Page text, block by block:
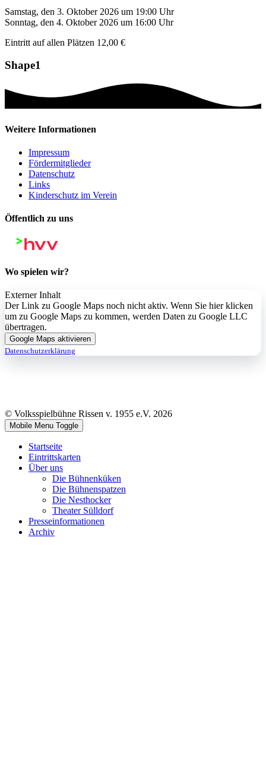
Samstag, den 3. Oktober 2026 um 19:00 Uhr
Sonntag, den 4. Oktober 2026 um 16:00 Uhr
Eintritt auf allen Plätzen 12,00 €
Shape1
Weitere Informationen
Impressum
Fördermitglieder
Datenschutz
Links
Kinderschutz im Verein
Öffentlich zu uns
Wo spielen wir?
Externer Inhalt
Der Link zu Google Maps noch nicht aktiv. Wenn Sie hier klicken
um zu Google Maps zu kommen, werden Daten zu Google LLC
übertragen.
Google Maps aktivieren
Datenschutzerklärung
© Volksspielbühne Rissen v. 1955 e.V. 2026
Mobile Menu Toggle
Startseite
Eintrittskarten
Über uns
Die Bühnenküken
Die Bühnenspatzen
Die Nesthocker
Theater Sülldorf
Presseinformationen
Archiv